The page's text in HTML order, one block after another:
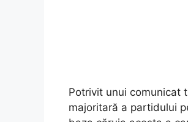
Potrivit unui comunicat
majoritară a partidului